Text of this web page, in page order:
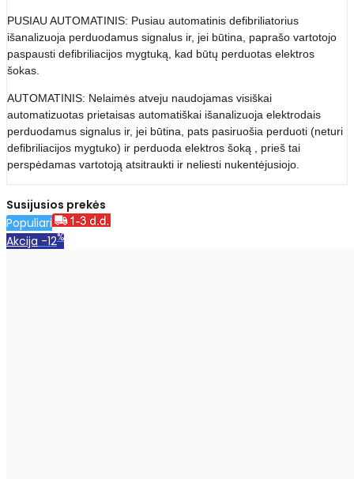
PUSIAU AUTOMATINIS: Pusiau automatinis defibriliatorius
išanalizuoja perduodamus signalus ir, jei būtina, paprašo vartotojo
paspausti defibriliacijos mygtuką, kad būtų perduotas elektros
šokas.
AUTOMATINIS: Nelaimės atveju naudojamas visiškai
automatizuotas prietaisas automatiškai išanalizuoja elektrodais
perduodamus signalus ir, jei būtina, pats pasiruošia perduoti (neturi
defibriliacijos mygtuko) ir perduoda elektros šoką , prieš tai
perspėdamas vartotoją atsitraukti ir neliesti nukentėjusiojo.
Susijusios prekės
Populiari
Akcija -12%